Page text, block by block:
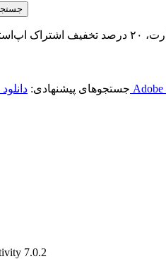
جستجوهای پیشنهادی:
7.0.2